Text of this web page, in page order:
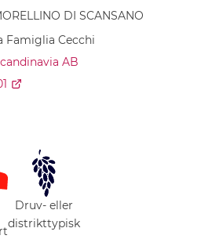
DI SCANSANO
Famiglia Cecchi
AB
Druv- eller
distrikttypisk